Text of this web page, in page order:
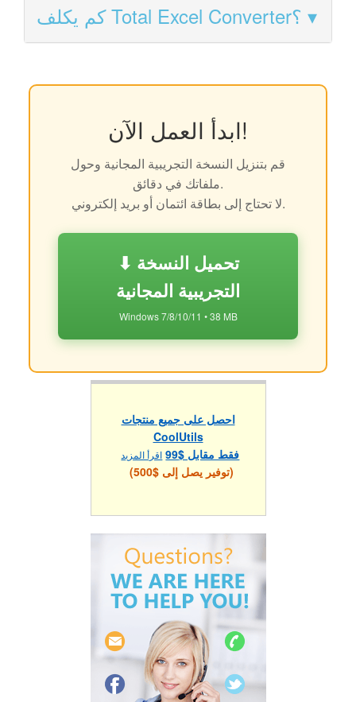
كم يكلف Total Excel Converter؟
ابدأ العمل الآن!
قم بتنزيل النسخة التجريبية المجانية وحول
ملفاتك في دقائق.
لا تحتاج إلى بطاقة ائتمان أو بريد إلكتروني.
⬇ تحميل النسخة
التجريبية المجانية
Windows 7/8/10/11 • 38 MB
احصل على جميع منتجات
CoolUtils
فقط مقابل $99
اقرأ المزيد
(توفير يصل إلى $500)